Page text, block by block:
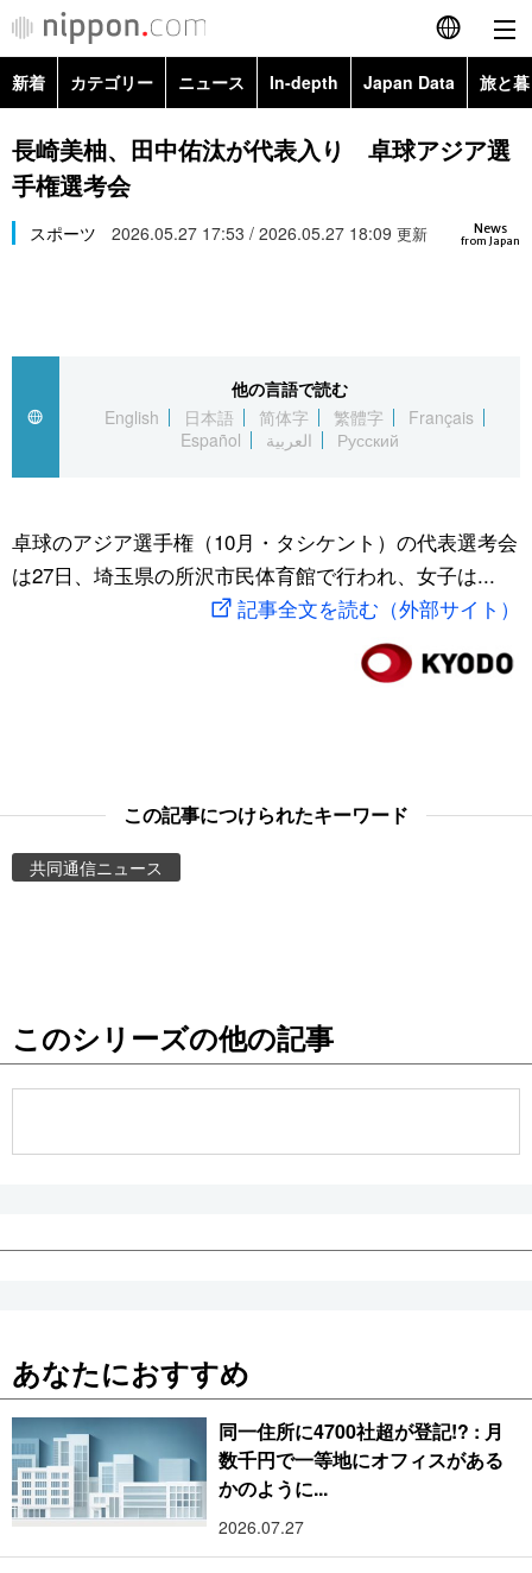
English
简体字
Русский
カテゴリー
経済・ビジネス
国際
文化
トップ
アーカイブ
In-depth
Japan Data
動画/Live
お知らせ
新着 カテゴリー ニュース In-depth Japan Data 旅と
政治・外交
経済・ビジネス
スポーツ・東京2020
Topics
長崎美柚、田中佑汰が代表入り 卓球アジア選
手権選考会
News
from Japan
スポーツ 2026.05.27 17:53 / 2026.05.27 18:09 更新
他の言語で読む
English
日本語 简体字 繁體字
Français
Español
العربية Русский
卓球のアジア選手権（10月・タシケント）の代表選考会
は27日、埼玉県の所沢市民体育館で行われ、女子は...
記事全文を読む（外部サイト）
この記事につけられたキーワード
共同通信ニュース
このシリーズの他の記事
あなたにおすすめ
同一住所に4700社超が登記!? : 月
数千円で一等地にオフィスがある
かのように...
2026.07.27